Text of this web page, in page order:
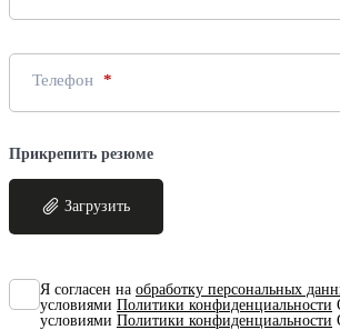
Телефон
Прикрепить резюме
Загрузить
Я согласен на обработку персональных
условиями Политики конфиденциальности
условиями Политики конфиденциальности